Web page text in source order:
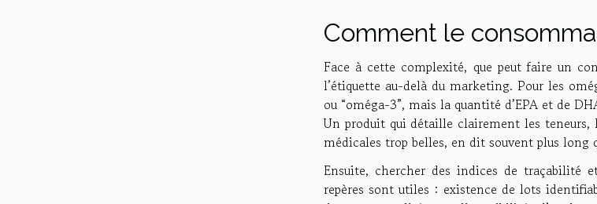
Comment le
Face à cette complexité, que peut faire un
l’étiquette au-delà du marketing. Pour les
ou “oméga-3”, mais la quantité d’EPA et de
Un produit qui détaille clairement les teneurs,
médicales trop belles, en dit souvent plus long
Ensuite, chercher des indices de
repères sont utiles : existence de lots